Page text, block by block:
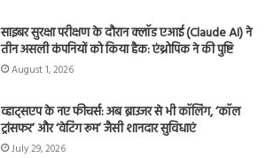
साइबर सुरक्षा परीक्षण के दौरान क्लॉड एआई (Claude AI) ने
तीन असली कंपनियों को किया हैक: एंथ्रोपिक ने की पुष्टि
August 1, 2026
व्हाट्सएप के नए फीचर्स: अब ब्राउजर से भी कॉलिंग, ‘कॉल
ट्रांसफर’ और ‘वेटिंग रूम’ जैसी शानदार सुविधाएं
July 29, 2026